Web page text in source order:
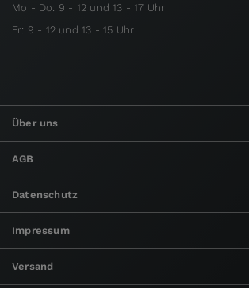
Mo - Do: 9 - 12 und 13 - 17 Uhr
Fr: 9 - 12 und 13 - 15 Uhr
Über uns
AGB
Datenschutz
Impressum
Versand